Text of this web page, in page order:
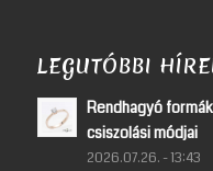
LEGUTÓBBI
Rendhagyó
csiszolási módjai
2026.07.26. - 13:43